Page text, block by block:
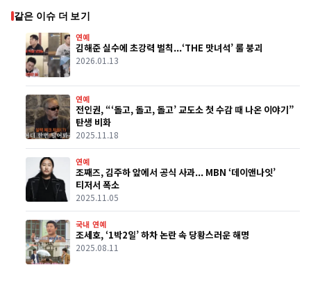
같은 이슈 더 보기
연예
김해준 실수에 초강력 벌칙...‘THE 맛녀석’ 룰 붕괴
2026.01.13
연예
전인권, “‘돌고, 돌고, 돌고’ 교도소 첫 수감 때 나온 이야기”
탄생 비화
2025.11.18
연예
조째즈, 김주하 앞에서 공식 사과... MBN ‘데이앤나잇’
티저서 폭소
2025.11.05
국내 연예
조세호, ‘1박2일’ 하차 논란 속 당황스러운 해명
2025.08.11